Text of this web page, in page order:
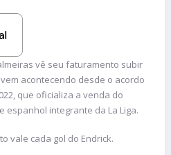
vê seu faturamento subir
acontecendo desde o acordo
que oficializa a venda do
espanhol integrante da La Liga.
vale cada gol do Endrick.